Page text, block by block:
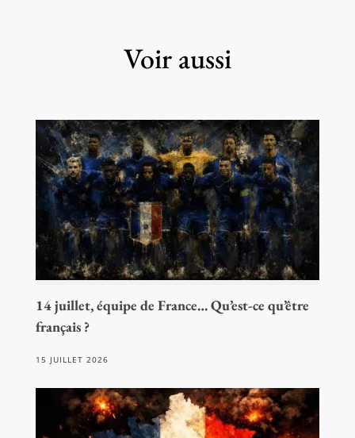
Voir aussi
14 juillet, équipe de France… Qu’est-ce qu’être
français ?
15 JUILLET 2026